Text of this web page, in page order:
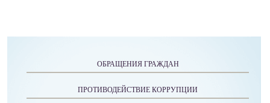
ОБРАЩЕНИЯ ГРАЖДАН
ПРОТИВОДЕЙСТВИЕ КОРРУПЦИИ